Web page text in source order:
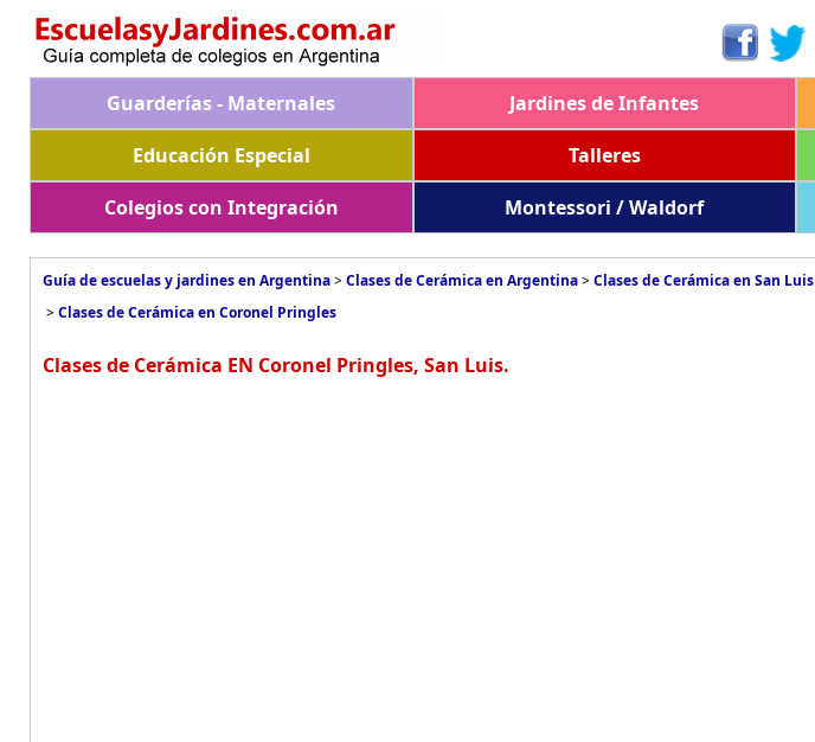
Guarderías - Maternales Jardines de Infantes
Educación Especial
Talleres
Colegios con Integración
Montessori / Waldorf
Guía de escuelas y jardines en Argentina>Clases de Cerámica en Argentina>Clases de Cerámica en San Luis
>Clases de Cerámica en Coronel Pringles
Clases de Cerámica EN Coronel Pringles, San Luis.